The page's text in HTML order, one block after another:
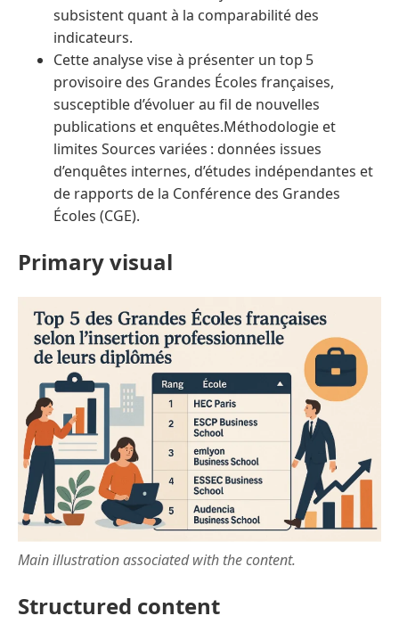
subsistent quant à la comparabilité des
indicateurs.
Cette analyse vise à présenter un top 5
provisoire des Grandes Écoles françaises,
susceptible d’évoluer au fil de nouvelles
publications et enquêtes.Méthodologie et
limites Sources variées : données issues
d’enquêtes internes, d’études indépendantes et
de rapports de la Conférence des Grandes
Écoles (CGE).
Primary visual
Main illustration associated with the content.
Structured content